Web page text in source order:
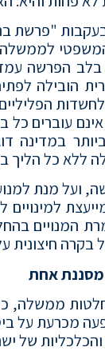
המשפטי
בלב הפרשה
הובילה
עוברים כל
ביותר
כל הליך
ועל מנת
למינויים
המנויים
חיצונית על
מסננת אחת
מכרעת על
של